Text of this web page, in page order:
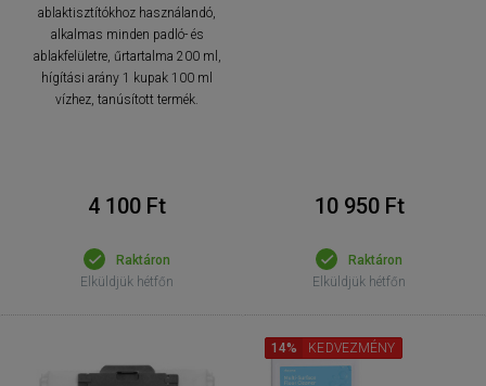
ablaktisztítókhoz használandó,
alkalmas minden padló- és
ablakfelületre, űrtartalma 200 ml,
hígítási arány 1 kupak 100 ml
vízhez, tanúsított termék.
4 100 Ft
Raktáron
Elküldjük hétfőn
10 950 Ft
Raktáron
Elküldjük hétfőn
14% KEDVEZMÉNY